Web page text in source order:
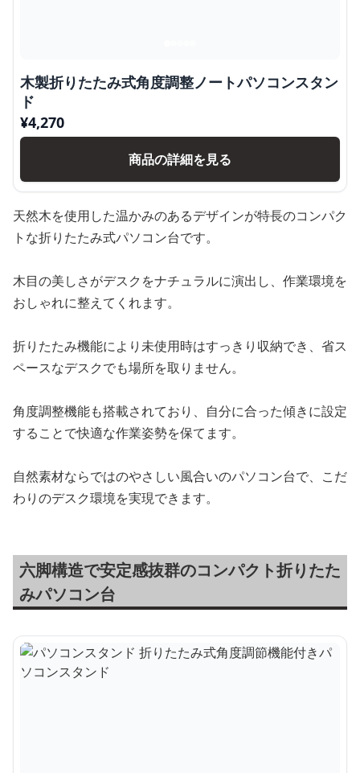
木製折りたたみ式角度調整ノートパソコンスタン
ド
¥4,270
商品の詳細を見る
天然木を使用した温かみのあるデザインが特長のコンパク
トな折りたたみ式パソコン台です。
木目の美しさがデスクをナチュラルに演出し、作業環境を
おしゃれに整えてくれます。
折りたたみ機能により未使用時はすっきり収納でき、省ス
ペースなデスクでも場所を取りません。
角度調整機能も搭載されており、自分に合った傾きに設定
することで快適な作業姿勢を保てます。
自然素材ならではのやさしい風合いのパソコン台で、こだ
わりのデスク環境を実現できます。
六脚構造で安定感抜群のコンパクト折りたた
みパソコン台